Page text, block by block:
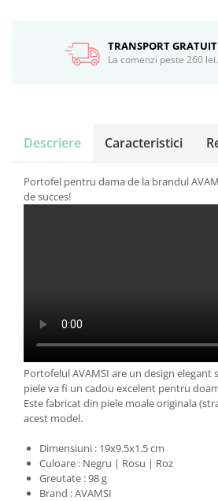
TRANSPORT GRATUIT
La comenzi peste 260 lei.
Descriere Caracteristici
Portofel pentru dama de la brandul
de succes!
Portofelul AVAMSI are un design
piele va fi un cadou excelent pentru
Este fabricat din piele moale originala
acest model.
Dimensiuni : 19x9.5x1.5 cm
Culoare : Negru | Rosu | Roz
Greutate : 98 g
Brand : AVAMSI